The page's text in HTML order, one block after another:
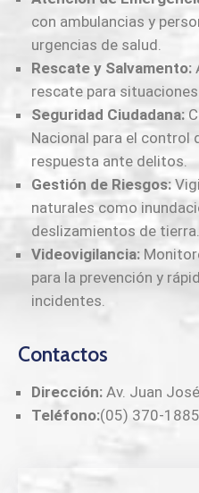
con ambulancias y
urgencias de salud.
Rescate y Salvamento:
rescate para
Seguridad Ciudadana:
Nacional para el control
respuesta ante delitos.
Gestión de Riesgos:
naturales como
deslizamientos de tierra.
Videovigilancia:
para la prevención y
incidentes.
Contactos
Dirección: Av. Juan
Teléfono:(05) 370-1885